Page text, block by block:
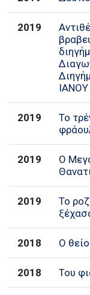
2019
ΙΑΝΟΥ
2019
Το
2019
Ο
2019
Το
2018 Ο
2018 Του